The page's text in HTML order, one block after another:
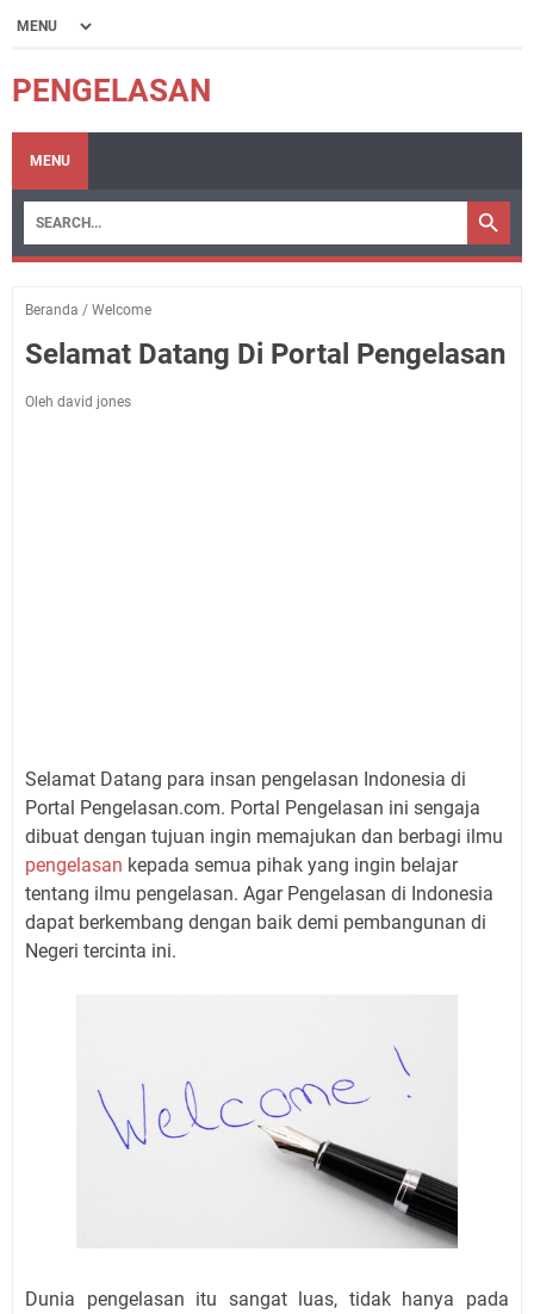
PENGELASAN
MENU
Beranda / Welcome
Selamat Datang Di Portal Pengelasan
Oleh david jones
Selamat Datang para insan pengelasan Indonesia di
Portal Pengelasan.com. Portal Pengelasan ini sengaja
dibuat dengan tujuan ingin memajukan dan berbagi ilmu
pengelasan kepada semua pihak yang ingin belajar
tentang ilmu pengelasan. Agar Pengelasan di Indonesia
dapat berkembang dengan baik demi pembangunan di
Negeri tercinta ini.
Dunia pengelasan itu sangat luas, tidak hanya pada